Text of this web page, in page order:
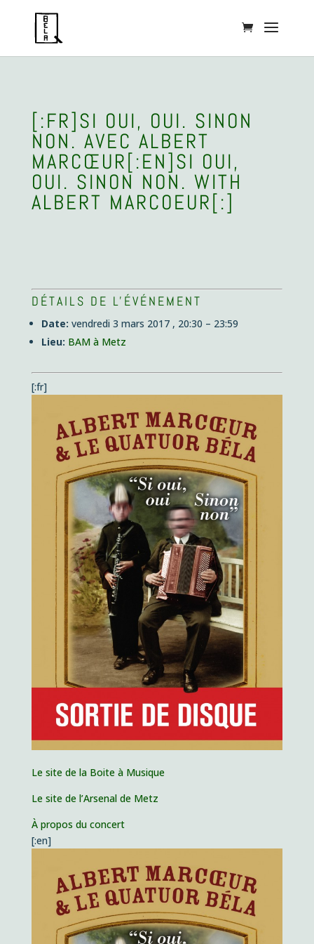
[:FR]SI OUI, OUI. SINON
NON. AVEC ALBERT
MARCŒUR[:EN]SI OUI,
OUI. SINON NON. WITH
ALBERT MARCOEUR[:]
DÉTAILS DE L'ÉVÉNEMENT
Date: vendredi 3 mars 2017 , 20:30 – 23:59
Lieu: BAM à Metz
[:fr]
Le site de la Boite à Musique
Le site de l’Arsenal de Metz
À propos du concert
[:en]